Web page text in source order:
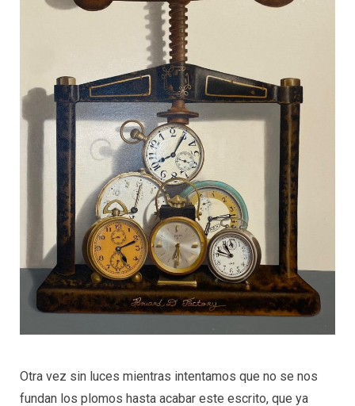
Otra vez sin luces mientras intentamos que no se nos
fundan los plomos hasta acabar este escrito, que ya